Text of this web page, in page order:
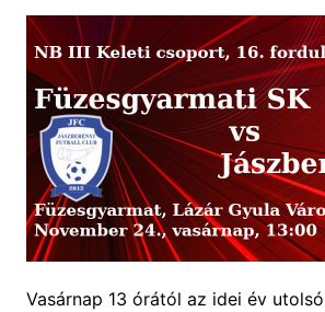
Vasárnap 13 órától az idei év